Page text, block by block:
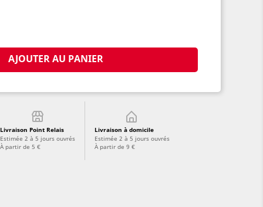
AJOUTER AU PANIER
Livraison Point Relais
Estimée 2 à 5 jours ouvrés
À partir de 5 €
Livraison à domicile
Estimée 2 à 5 jours ouvrés
À partir de 9 €